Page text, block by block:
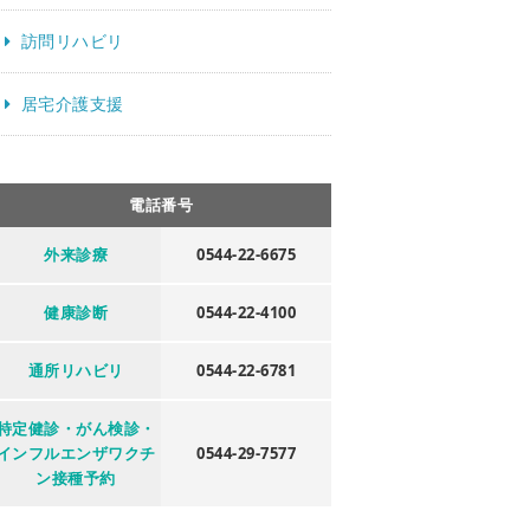
訪問リハビリ
居宅介護支援
電話番号
外来診療 0544-22-6675
健康診断 0544-22-4100
通所リハビリ 0544-22-6781
定健診・がん検診・
ンフルエンザワクチ
ン接種予約
0544-29-7577